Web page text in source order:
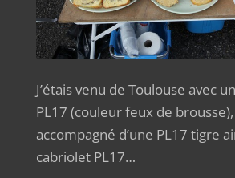
J’étais venu de Toulouse avec
PL17 (couleur feux de brousse),
accompagné d’une PL17 tigre
cabriolet PL17…